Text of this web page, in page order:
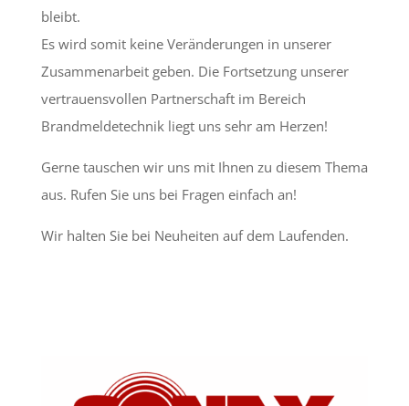
bleibt.
Es wird somit keine Veränderungen in unserer
Zusammenarbeit geben. Die Fortsetzung unserer
vertrauensvollen Partnerschaft im Bereich
Brandmeldetechnik liegt uns sehr am Herzen!
Gerne tauschen wir uns mit Ihnen zu diesem Thema
aus. Rufen Sie uns bei Fragen einfach an!
Wir halten Sie bei Neuheiten auf dem Laufenden.